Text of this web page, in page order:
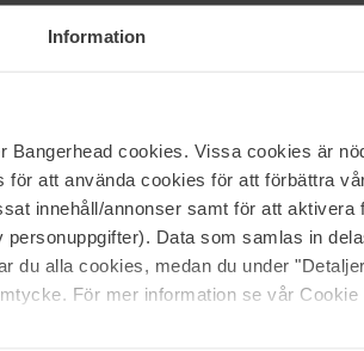
Information
Bangerhead cookies. Vissa cookies är
att använda cookies för att förbättra
innehåll/annonser samt för att aktivera
Data som samlas in
du alla cookies, medan du under
För mer information se vår
te verbeteren door een